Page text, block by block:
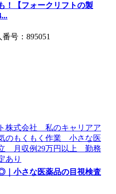
！【フォークリフトの製
号：895051
｜小さな医薬品の目視検査